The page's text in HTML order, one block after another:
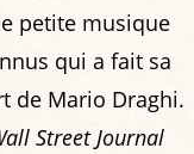
petite musique
qui a fait sa
de Mario Draghi.
Street Journal